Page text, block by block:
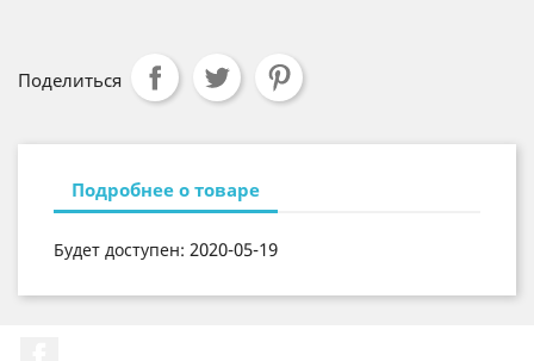
Поделиться
Подробнее о товаре
Будет доступен: 2020-05-19